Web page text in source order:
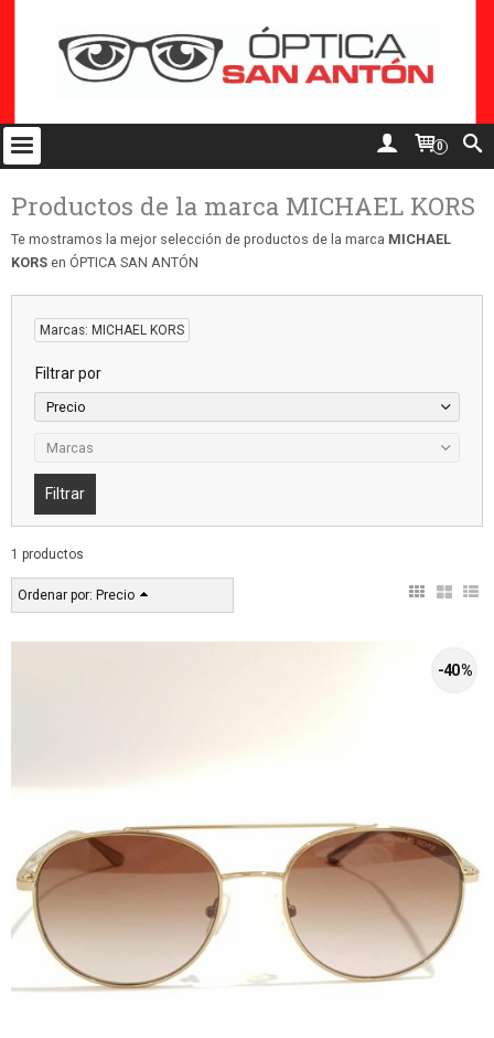
0
Productos de la marca MICHAEL KORS
Te mostramos la mejor selección de productos de la marca MICHAEL
KORS en ÓPTICA SAN ANTÓN
Marcas: MICHAEL KORS
Filtrar por
Precio
Marcas
1 productos
Ordenar por: Precio
-40 %